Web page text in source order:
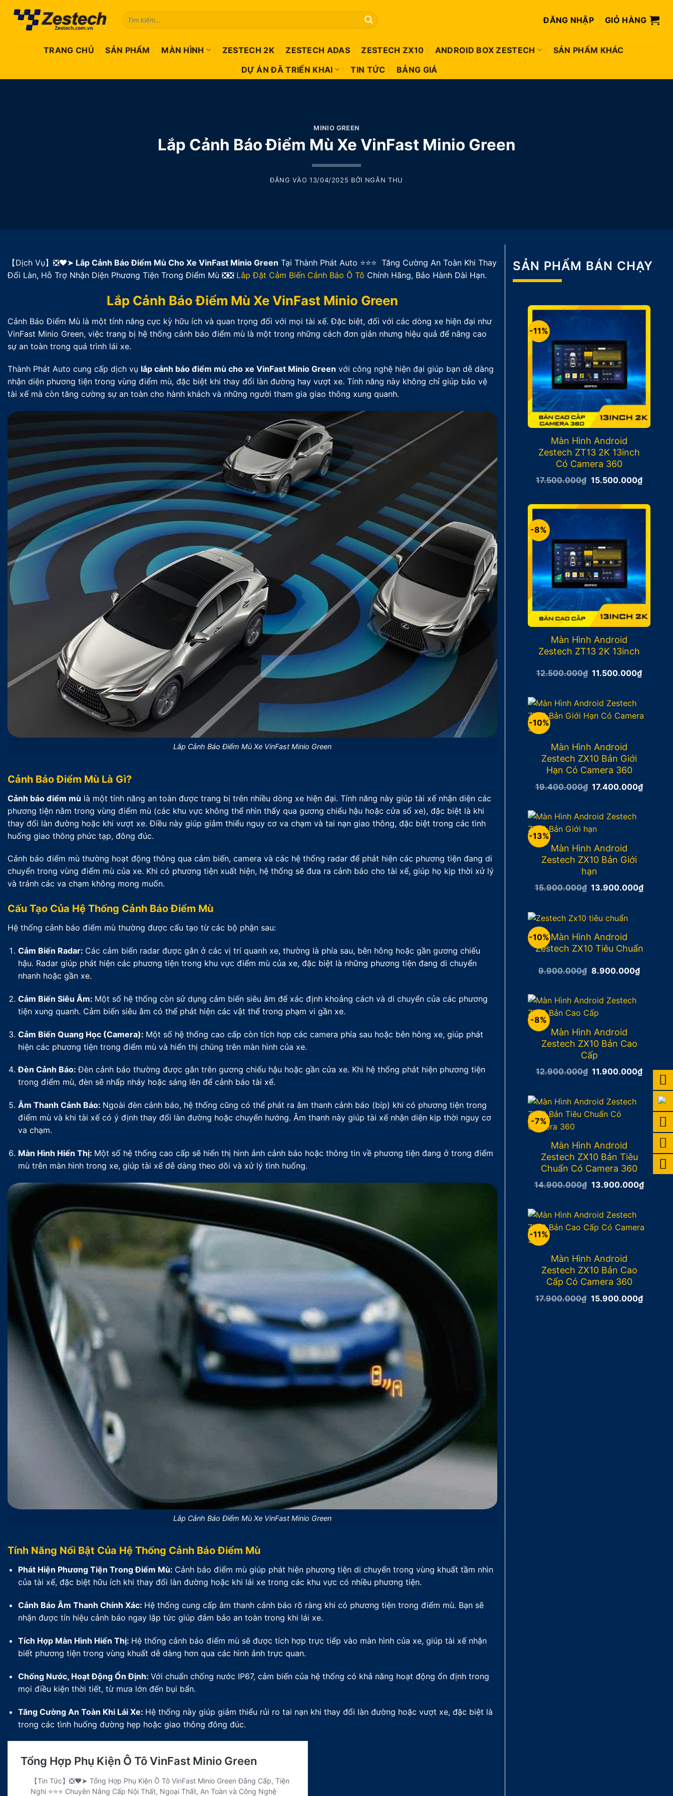
dung
Tìm
kiếm:
ĐĂNG NHẬP GIỎ HÀNG
TRANG CHỦ SẢN PHẨM MÀN HÌNH ZESTECH 2K ZESTECH ADAS ZESTECH ZX10 ANDROID BOX ZESTECH
SẢN PHẨM KHÁC
DỰ ÁN ĐÃ TRIỂN KHAI
TIN TỨC BẢNG GIÁ
MINIO GREEN
Lắp Cảnh Báo Điểm Mù Xe VinFast Minio Green
ĐĂNG VÀO 13/04/2025 BỞI NGÂN THU
【Dịch Vụ】❎❤️➤ Lắp Cảnh Báo Điểm Mù Cho Xe VinFast Minio Green Tại Thành Phát Auto ⭐⭐⭐ Tăng Cường An Toàn Khi Thay
Đổi Làn, Hỗ Trợ Nhận Diện Phương Tiện Trong Điểm Mù ❎❎ Lắp Đặt Cảm Biến Cảnh Báo Ô Tô Chính Hãng, Bảo Hành Dài Hạn.
Lắp Cảnh Báo Điểm Mù Xe VinFast Minio Green
Cảnh Báo Điểm Mù là một tính năng cực kỳ hữu ích và quan trọng đối với mọi tài xế. Đặc biệt, đối với các dòng xe hiện đại như
VinFast Minio Green, việc trang bị hệ thống cảnh báo điểm mù là một trong những cách đơn giản nhưng hiệu quả để nâng cao
sự an toàn trong quá trình lái xe.
Thành Phát Auto cung cấp dịch vụ lắp cảnh báo điểm mù cho xe VinFast Minio Green với công nghệ hiện đại giúp bạn dễ dàng
nhận diện phương tiện trong vùng điểm mù, đặc biệt khi thay đổi làn đường hay vượt xe. Tính năng này không chỉ giúp bảo vệ
tài xế mà còn tăng cường sự an toàn cho hành khách và những người tham gia giao thông xung quanh.
Lắp Cảnh Báo Điểm Mù Xe VinFast Minio Green
Cảnh Báo Điểm Mù Là Gì?
Cảnh báo điểm mù là một tính năng an toàn được trang bị trên nhiều dòng xe hiện đại. Tính năng này giúp tài xế nhận diện các
phương tiện nằm trong vùng điểm mù (các khu vực không thể nhìn thấy qua gương chiếu hậu hoặc cửa sổ xe), đặc biệt là khi
thay đổi làn đường hoặc khi vượt xe. Điều này giúp giảm thiểu nguy cơ va chạm và tai nạn giao thông, đặc biệt trong các tình
huống giao thông phức tạp, đông đúc.
Cảnh báo điểm mù thường hoạt động thông qua cảm biến, camera và các hệ thống radar để phát hiện các phương tiện đang di
chuyển trong vùng điểm mù của xe. Khi có phương tiện xuất hiện, hệ thống sẽ đưa ra cảnh báo cho tài xế, giúp họ kịp thời xử lý
và tránh các va chạm không mong muốn.
Cấu Tạo Của Hệ Thống Cảnh Báo Điểm Mù
Hệ thống cảnh báo điểm mù thường được cấu tạo từ các bộ phận sau:
Cảm Biến Radar: Các cảm biến radar được gắn ở các vị trí quanh xe, thường là phía sau, bên hông hoặc gần gương chiếu
hậu. Radar giúp phát hiện các phương tiện trong khu vực điểm mù của xe, đặc biệt là những phương tiện đang di chuyển
nhanh hoặc gần xe.
Cảm Biến Siêu Âm: Một số hệ thống còn sử dụng cảm biến siêu âm để xác định khoảng cách và di chuyển của các phương
tiện xung quanh. Cảm biến siêu âm có thể phát hiện các vật thể trong phạm vi gần xe.
Cảm Biến Quang Học (Camera): Một số hệ thống cao cấp còn tích hợp các camera phía sau hoặc bên hông xe, giúp phát
hiện các phương tiện trong điểm mù và hiển thị chúng trên màn hình của xe.
Đèn Cảnh Báo:Đèn cảnh báo thường được gắn trên gương chiếu hậu hoặc gần cửa xe. Khi hệ thống phát hiện phương tiện
trong điểm mù, đèn sẽ nhấp nháy hoặc sáng lên để cảnh báo tài xế.
Âm Thanh Cảnh Báo: Ngoài đèn cảnh báo, hệ thống cũng có thể phát ra âm thanh cảnh báo (bíp) khi có phương tiện trong
điểm mù và khi tài xế có ý định thay đổi làn đường hoặc chuyển hướng. Âm thanh này giúp tài xế nhận diện kịp thời nguy cơ
va chạm.
Màn Hình Hiển Thị: Một số hệ thống cao cấp sẽ hiển thị hình ảnh cảnh báo hoặc thông tin về phương tiện đang ở trong điểm
mù trên màn hình trong xe, giúp tài xế dễ dàng theo dõi và xử lý tình huống.
Lắp Cảnh Báo Điểm Mù Xe VinFast Minio Green
Tính Năng Nổi Bật Của Hệ Thống Cảnh Báo Điểm Mù
Phát Hiện Phương Tiện Trong Điểm Mù: Cảnh báo điểm mù giúp phát hiện phương tiện di chuyển trong vùng khuất tầm nhìn
của tài xế, đặc biệt hữu ích khi thay đổi làn đường hoặc khi lái xe trong các khu vực có nhiều phương tiện.
Cảnh Báo Âm Thanh Chính Xác: Hệ thống cung cấp âm thanh cảnh báo rõ ràng khi có phương tiện trong điểm mù. Bạn sẽ
nhận được tín hiệu cảnh báo ngay lập tức giúp đảm bảo an toàn trong khi lái xe.
Tích Hợp Màn Hình Hiển Thị: Hệ thống cảnh báo điểm mù sẽ được tích hợp trực tiếp vào màn hình của xe, giúp tài xế nhận
biết phương tiện trong vùng khuất dễ dàng hơn qua các hình ảnh trực quan.
Chống Nước, Hoạt Động Ổn Định: Với chuẩn chống nước IP67, cảm biến của hệ thống có khả năng hoạt động ổn định trong
mọi điều kiện thời tiết, từ mưa lớn đến bụi bẩn.
Tăng Cường An Toàn Khi Lái Xe: Hệ thống này giúp giảm thiểu rủi ro tai nạn khi thay đổi làn đường hoặc vượt xe, đặc biệt là
trong các tình huống đường hẹp hoặc giao thông đông đúc.
SẢN PHẨM BÁN CHẠY
-11%
Màn Hình Android
Zestech ZT13 2K 13inch
Có Camera 360
17.500.000₫ Giá
17.500.000₫.
15.500.000₫Giá
hiện
là:
-8%
Màn Hình Android
Zestech ZT13 2K 13inch
12.500.000₫ Giá
11.500.000₫Giá
-10%
Màn Hình Android
Zestech ZX10 Bản Giới
Hạn Có Camera 360
19.400.000₫ Giá
17.400.000₫Giá
-13%
Màn Hình Android
Zestech ZX10 Bản Giới
hạn
15.900.000₫ Giá
13.900.000₫Giá
-10% Màn Hình Android
Zestech ZX10 Tiêu Chuẩn
9.900.000₫ Giá
8.900.000₫Giá
hiện
-8%
Màn Hình Android
Zestech ZX10 Bản Cao
Cấp
12.900.000₫ Giá
11.900.000₫Giá
-7%
Màn Hình Android
Zestech ZX10 Bản Tiêu
Chuẩn Có Camera 360
14.900.000₫ Giá
13.900.000₫Giá
hiện
-11%
Màn Hình Android
Zestech ZX10 Bản Cao
Cấp Có Camera 360
17.900.000₫ Giá
15.900.000₫Giá
hiện